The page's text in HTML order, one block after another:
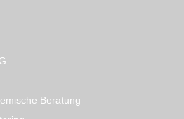
Beratung